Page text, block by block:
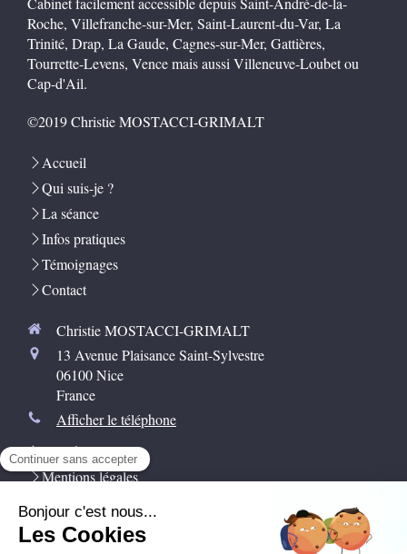
Roche, Villefranche-sur-Mer, Saint-Laurent-du-Var, La
Trinité, Drap, La Gaude, Cagnes-sur-Mer, Gattières,
Tourrette-Levens, Vence mais aussi Villeneuve-Loubet ou
Cap-d'Ail.
©2019 Christie MOSTACCI-GRIMALT
Accueil
Qui suis-je ?
La séance
Infos pratiques
Témoignages
Contact
Christie MOSTACCI-GRIMALT
13 Avenue Plaisance Saint-Sylvestre
06100Nice
France
Afficher le téléphone
Plan du site
Mentions légales
Sophrologie